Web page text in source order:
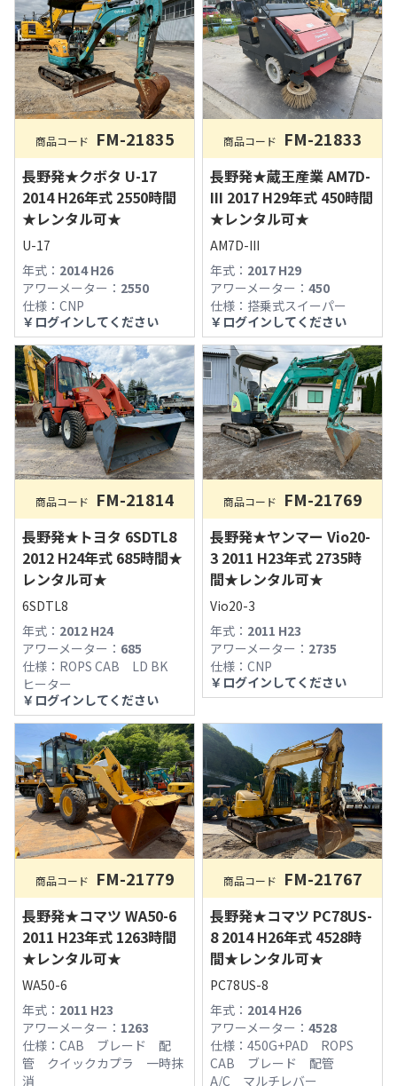
商品コード FM-21835
長野発★クボタ U-17
2014 H26年式 2550時間
★レンタル可★
U-17
年式： 2014 H26
アワーメーター： 2550
仕様： CNP
￥ ログインしてください
商品コード FM-21833
長野発★蔵王産業 AM7D-
III 2017 H29年式 450時間
★レンタル可★
AM7D-III
年式： 2017 H29
アワーメーター： 450
仕様： 搭乗式スイーパー
￥ ログインしてください
商品コード FM-21814
長野発★トヨタ 6SDTL8
2012 H24年式 685時間★
レンタル可★
6SDTL8
年式： 2012 H24
アワーメーター： 685
仕様： ROPS CAB LD BK
ヒーター
￥ ログインしてください
商品コード FM-21769
長野発★ヤンマー Vio20-
3 2011 H23年式 2735時
間★レンタル可★
Vio20-3
年式： 2011 H23
アワーメーター： 2735
仕様： CNP
￥ ログインしてください
商品コード FM-21779
長野発★コマツ WA50-6
2011 H23年式 1263時間
★レンタル可★
WA50-6
年式： 2011 H23
アワーメーター： 1263
仕様： CAB ブレード 配
管 クイックカプラ 一時抹
消
商品コード FM-21767
長野発★コマツ PC78US-
8 2014 H26年式 4528時
間★レンタル可★
PC78US-8
年式： 2014 H26
アワーメーター： 4528
仕様： 450G+PAD ROPS
CAB ブレード 配管
A/C マルチレバー